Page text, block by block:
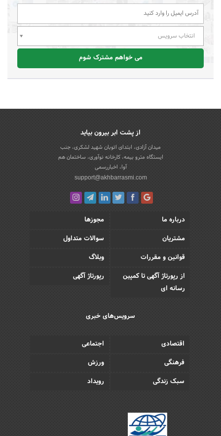
انتخاب سرویس
می خواهم مشترک شوم
از پشت ابر بیرون بیاید
میدان آزادی، ابتدای اتوبان شهید لشکری، جنب
ایستگاه مترو بیمه، کارخانه نوآوری، ساختمان هم
آوا، اخباررسمی
support@akhbarrasmi.com
درباره ما
مجوزها
مشتریان
سوالات متداول
قوانین و مقررات
وبلاگ
از رپورتاژ آگهی تا کمپین
رسانه ای
رپورتاژ آگهی
سرویس‌های خبری
اقتصادی
اجتماعی
فرهنگی
ورزش
سبک زندگی
رویداد